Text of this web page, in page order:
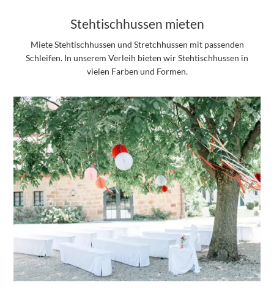
Stehtischhussen mieten
Miete Stehtischhussen und Stretchhussen mit passenden
Schleifen. In unserem Verleih bieten wir Stehtischhussen in
vielen Farben und Formen.